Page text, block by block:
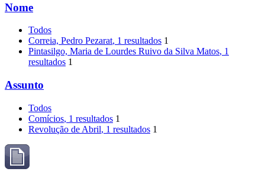
Nome
Todos
Correia, Pedro Pezarat, 1 resultados 1
Pintasilgo, Maria de Lourdes Ruivo da Silva Matos, 1
resultados 1
Assunto
Todos
Comícios, 1 resultados 1
Revolução de Abril, 1 resultados 1